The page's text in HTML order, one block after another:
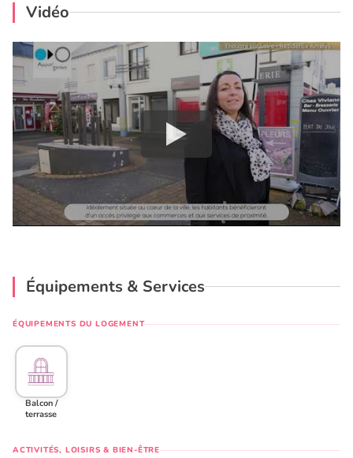
Vidéo
Équipements & Services
ÉQUIPEMENTS DU LOGEMENT
Balcon /
terrasse
ACTIVITÉS, LOISIRS & BIEN-ÊTRE